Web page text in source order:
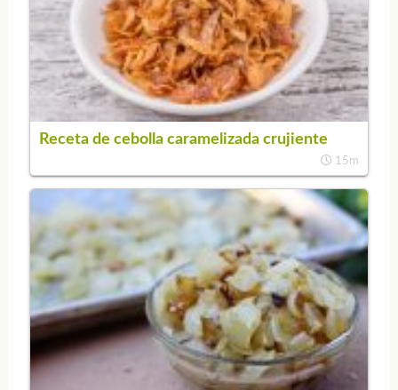
Receta de cebolla caramelizada crujiente
15m